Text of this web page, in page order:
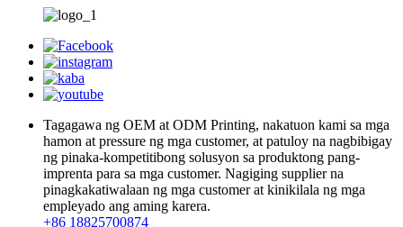
Tagagawa ng OEM at ODM Printing, nakatuon kami sa mga
hamon at pressure ng mga customer, at patuloy na nagbibigay
ng pinaka-kompetitibong solusyon sa produktong pang-
imprenta para sa mga customer. Nagiging supplier na
pinagkakatiwalaan ng mga customer at kinikilala ng mga
empleyado ang aming karera.
+86 18825700874